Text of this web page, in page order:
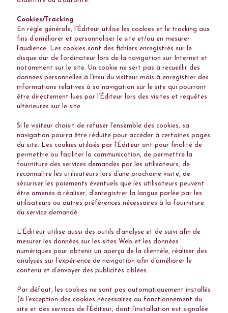
Cookies/Tracking
En règle générale, l’Éditeur utilise les cookies et le tracking aux
fins d’améliorer et personnaliser le site et/ou en mesurer
l’audience. Les cookies sont des fichiers enregistrés sur le
disque dur de l’ordinateur lors de la navigation sur Internet et
notamment sur le site. Un cookie ne sert pas à recueillir des
données personnelles à l’insu du visiteur mais à enregistrer des
informations relatives à sa navigation sur le site qui pourront
être directement lues par l’Éditeur lors des visites et requêtes
ultérieures sur le site.
Si le visiteur choisit de refuser l’ensemble des cookies, sa
navigation pourra être réduite pour accéder à certaines pages
du site. Les cookies utilisés par l’Éditeur ont pour finalité de
permettre ou faciliter la communication, de permettre la
fourniture des services demandés par les utilisateurs, de
reconnaître les utilisateurs lors d’une prochaine visite, de
sécuriser les paiements éventuels que les utilisateurs peuvent
être amenés à réaliser, d’enregistrer la langue parlée par les
utilisateurs ou autres préférences nécessaires à la fourniture
du service demandé.
L’Éditeur utilise aussi des outils d’analyse et de suivi afin de
mesurer les données sur les sites Web et les données
numériques pour obtenir un aperçu de la clientèle, réaliser des
analyses sur l’expérience de navigation afin d’améliorer le
contenu et d’envoyer des publicités ciblées.
Par défaut, les cookies ne sont pas automatiquement installés
(à l’exception des cookies nécessaires au fonctionnement du
site et des services de l’Éditeur, dont l’installation est signalée